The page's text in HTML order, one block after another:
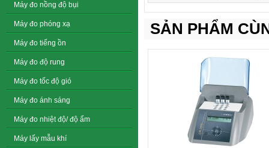
Máy đo nồng độ bụi
Máy đo phóng xạ
Máy đo tiếng ồn
Máy đo độ rung
Máy đo tốc độ gió
Máy đo ánh sáng
Máy đo nhiệt độ/ độ ẩm
Máy lấy mẫu khí
SẢN PHẨM